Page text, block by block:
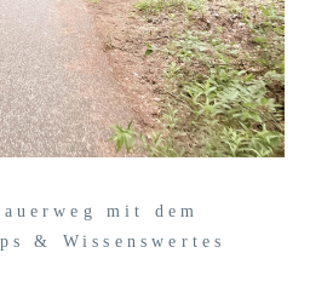
mit dem
& Wissenswertes